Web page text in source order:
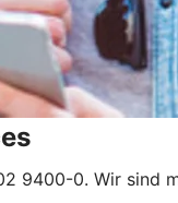
9400-0. Wir